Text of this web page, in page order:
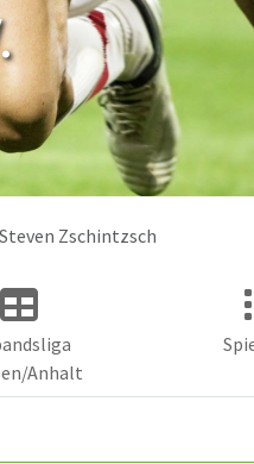
Steven Zschintzsch
Anhalt